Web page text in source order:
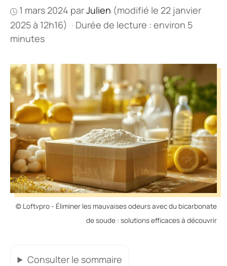
1 mars 2024 parJulien (modifié le 22 janvier
2025 à 12h16) · Durée de lecture : environ 5
minutes
© Loftvpro - Éliminer les mauvaises odeurs avec du bicarbonate
de soude : solutions efficaces à découvrir
Consulter le sommaire